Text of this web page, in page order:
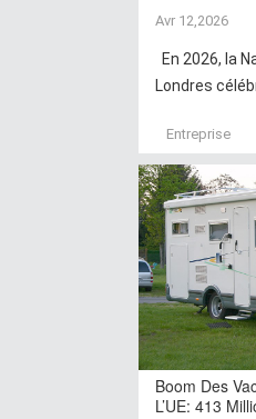
Avr 12,2026
En 2026, la
Londres
Entreprise
Boom Des
L’UE: 413